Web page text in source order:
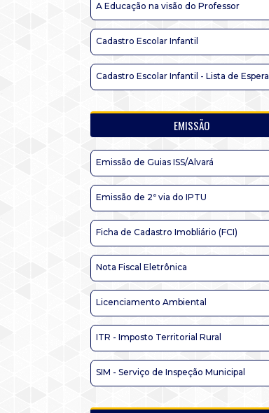
A Educação na visão do Professor
Cadastro Escolar Infantil
Cadastro Escolar Infantil - Lista de Espera
EMISSÃO
Emissão de Guias ISS/Alvará
Emissão de 2ª via do IPTU
Ficha de Cadastro Imobliário (FCI)
Nota Fiscal Eletrônica
Licenciamento Ambiental
ITR - Imposto Territorial Rural
SIM - Serviço de Inspeção Municipal